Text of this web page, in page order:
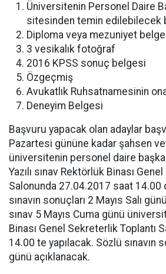
Üniversitenin Personel Daire
sitesinden temin edilebilecek
Diploma veya mezuniyet
3 vesikalık fotoğraf
2016 KPSS sonuç belgesi
Özgeçmiş
Avukatlık Ruhsatnamesinin
Deneyim Belgesi
Başvuru yapacak olan adaylar
Pazartesi gününe kadar şahsen
üniversitenin personel daire
Yazılı sınav Rektörlük Binası
Salonunda 27.04.2017 saat 14.00
sınavın sonuçları 2 Mayıs Salı
sınav 5 Mayıs Cuma günü
Binası Genel Sekreterlik Toplantı
14.00 te yapılacak. Sözlü sınavın
günü açıklanacak.